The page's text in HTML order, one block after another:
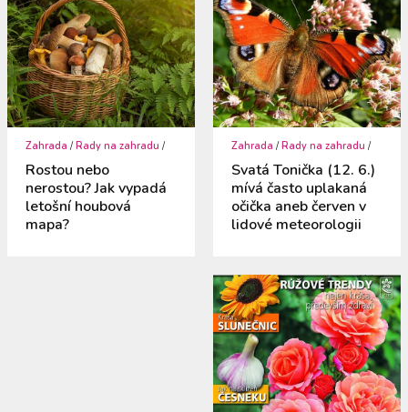
Zahrada /Rady na zahradu /
Rostou nebo
nerostou? Jak vypadá
letošní houbová
mapa?
Zahrada /Rady na zahradu /
Svatá Tonička (12. 6.)
mívá často uplakaná
očička aneb červen v
lidové meteorologii